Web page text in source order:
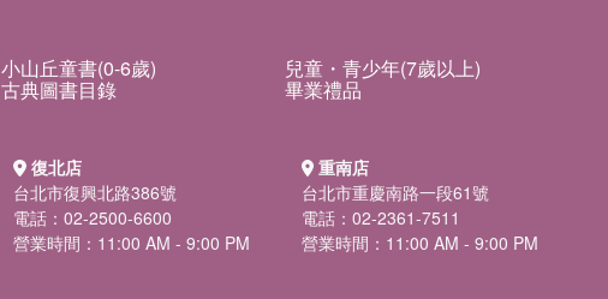
小山丘童書(0-6歲) 兒童・青少年(7歲以上)
古典圖書目錄 畢業禮品
復北店
台北市復興北路386號
電話：02-2500-6600
營業時間：11:00 AM - 9:00 PM
重南店
台北市重慶南路一段61號
電話：02-2361-7511
營業時間：11:00 AM - 9:00 PM